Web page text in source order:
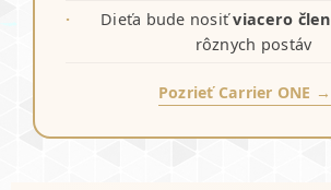
Dieťa bude nosiťviacero
rôznych postáv
Pozrieť Carrier ONE →